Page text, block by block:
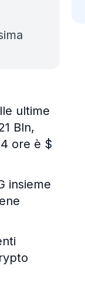
ultime
Bln,
ore è $
insieme